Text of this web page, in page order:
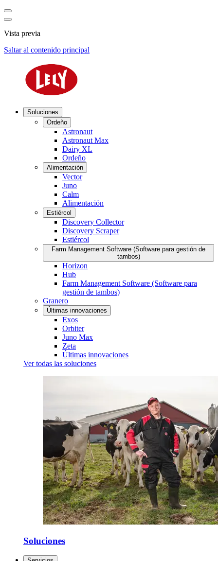
Vista previa
Saltar al contenido principal
Soluciones
Ordeño
Astronaut
Astronaut Max
Dairy XL
Ordeño
Alimentación
Vector
Juno
Calm
Alimentación
Estiércol
Discovery Collector
Discovery Scraper
Estiércol
Farm Management Software (Software para gestión de
tambos)
Horizon
Hub
Farm Management Software (Software para
gestión de tambos)
Granero
Últimas innovaciones
Exos
Orbiter
Juno Max
Zeta
Últimas innovaciones
Ver todas las soluciones
Soluciones